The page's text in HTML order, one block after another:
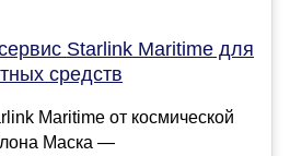
Starlink Maritime для
средств
Maritime от космической
Маска —